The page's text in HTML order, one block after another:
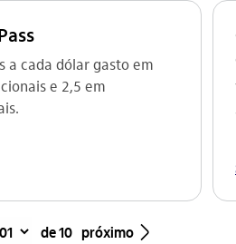
a cada dólar gasto em
e 2,5 em
de 10 próximo seta_direita